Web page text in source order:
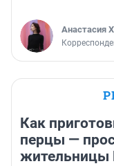
Анастасия
Как
перцы —
жительницы